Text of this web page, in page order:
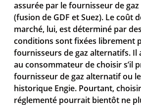
assurée par le fournisseur de
(fusion de GDF et Suez). Le coût
marché, lui, est déterminé par
conditions sont fixées librement
fournisseurs de gaz alternatifs. Il
au consommateur de choisir s’il
fournisseur de gaz alternatif ou
historique Engie. Pourtant,
réglementé pourrait bientôt ne